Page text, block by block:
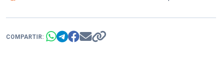
COMPARTIR: